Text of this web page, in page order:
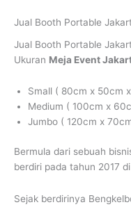
Jual Booth Portable
Jual Booth Portable
Ukuran Meja Event
Small ( 80cm x 50cm
Medium ( 100cm x
Jumbo ( 120cm x
Bermula dari sebuah
berdiri pada tahun 2017
Sejak berdirinya